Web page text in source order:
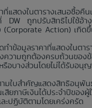
ที่แสดงในตารางเสนอซื้อ
ถูกปรับสิทธิไปใช้อ้าง
(Corporate Action) เกิด
ทำข้อมูลราคาที่แสดงในตา
ความถูกต้องครบถ้วนของ
รือบางส่วนโดยไม่ได้รับอนุ
มใบสำคัญแสดงสิทธิอนุพั
เสียภาษีเงินได้ประจำปีข
ะปฏิบัติตามโดยเคร่งครัด